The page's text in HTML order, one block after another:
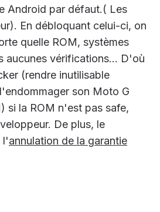
Android par défaut.( Les
En débloquant celui-ci, on
quelle ROM, systèmes
aucunes vérifications... D'où
(rendre inutilisable
son Moto G
si la ROM n'est pas safe,
De plus, le
l'annulation de la garantie